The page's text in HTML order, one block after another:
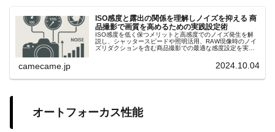
ISO感度と露出の関係を理解しノイズを抑える 商
品撮影で画質を高めるための実践設定術
ISO感度を低く保つメリットと高感度でのノイズ発生を解
説し、シャッタースピードや照明活用、RAW現像時のノイ
ズリダクションを含む商品撮影での最適な感度設定を実践
camecame.jp 2024.10.04
オートフォーカス性能